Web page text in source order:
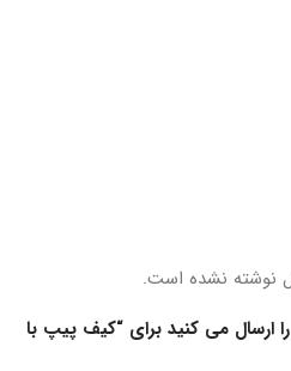
نوشته نشده است.
ارسال می کنید برای “کیف پیپ با